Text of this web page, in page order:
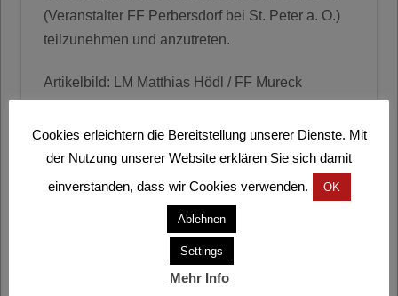
(Veranstalter FF Perbersdorf bei St. Peter a. O.)
teilzunehmen und anzutreten.
Artikelbild: LM Matthias Hödl / FF Mureck
Cookies erleichtern die Bereitstellung unserer Dienste. Mit
der Nutzung unserer Website erklären Sie sich damit
einverstanden, dass wir Cookies verwenden.
OK
Ablehnen
Settings
Mehr Info